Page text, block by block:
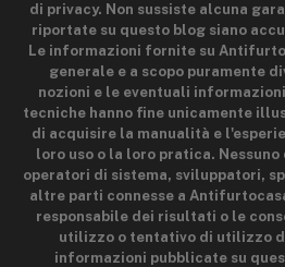
di privacy. Non sussiste alcuna
riportate su questo blog siano
Le informazioni fornite su
generale e a scopo puramente
nozioni e le eventuali
tecniche hanno fine unicamente
di acquisire la manualità e
loro uso o la loro pratica.
operatori di sistema, sviluppatori,
altre parti connesse a
responsabile dei risultati o le
utilizzo o tentativo di utilizzo
informazioni pubblicate su